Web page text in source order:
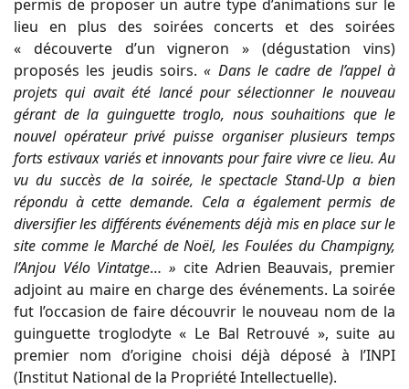
permis de proposer un autre type d’animations sur le
lieu en plus des soirées concerts et des soirées
« découverte d’un vigneron » (dégustation vins)
proposés les jeudis soirs.« Dans le cadre de l’appel à
projets qui avait été lancé pour sélectionner le nouveau
gérant de la guinguette troglo, nous souhaitions que le
nouvel opérateur privé puisse organiser plusieurs temps
forts estivaux variés et innovants pour faire vivre ce lieu. Au
vu du succès de la soirée, le spectacle Stand-Up a bien
répondu à cette demande. Cela a également permis de
diversifier les différents événements déjà mis en place sur le
site comme le Marché de Noël, les Foulées du Champigny,
l’Anjou Vélo Vintatge… » cite Adrien Beauvais, premier
adjoint au maire en charge des événements. La soirée
fut l’occasion de faire découvrir le nouveau nom de la
guinguette troglodyte « Le Bal Retrouvé », suite au
premier nom d’origine choisi déjà déposé à l’INPI
(Institut National de la Propriété Intellectuelle).